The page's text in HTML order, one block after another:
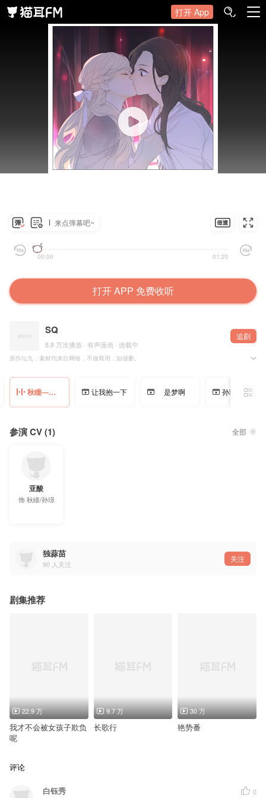
打开 App
来点弹幕吧~
00:00 01:20
打开 APP 免费收听
SQ
8.8 万次播放 · 有声漫画 · 连载中
追剧
原作坛九，素材均来自网络，不做商用，如侵删。
秋瞳——我喜欢你—— 让我抱一下 是梦啊 孙璟，你不要去
参演 CV (1) 全部
亚酸
饰秋瞳/孙璟
独蒜苗
90 人关注
关注
剧集推荐
22.9 万
我才不会被女孩子欺负
呢
9.7 万
长歌行
30 万
艳势番
评论
白钰秀 0